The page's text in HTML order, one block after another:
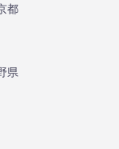
都
県